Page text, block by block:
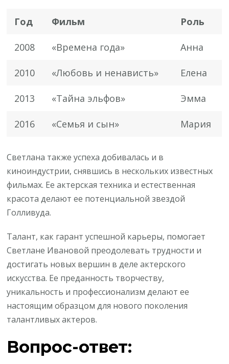
Год Фильм Роль
2008 «Времена года» Анна
2010 «Любовь и ненависть» Елена
2013 «Тайна эльфов» Эмма
2016 «Семья и сын» Мария
Светлана также успеха добивалась и в
киноиндустрии, снявшись в нескольких известных
фильмах. Ее актерская техника и естественная
красота делают ее потенциальной звездой
Голливуда.
Талант, как гарант успешной карьеры, помогает
Светлане Ивановой преодолевать трудности и
достигать новых вершин в деле актерского
искусства. Ее преданность творчеству,
уникальность и профессионализм делают ее
настоящим образцом для нового поколения
талантливых актеров.
Вопрос-ответ: